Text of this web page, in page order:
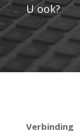
U ook?
Verbinding